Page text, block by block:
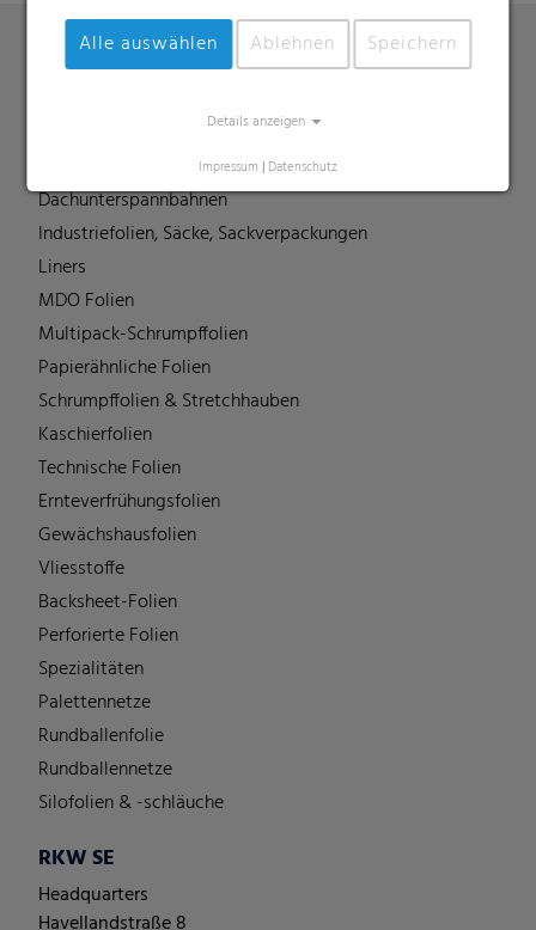
Alle auswählen Ablehnen Speichern
Details anzeigen
Impressum | Datenschutz
Dachunterspannbahnen
Industriefolien, Säcke, Sackverpackungen
Liners
MDO Folien
Multipack-Schrumpffolien
Papierähnliche Folien
Schrumpffolien & Stretchhauben
Kaschierfolien
Technische Folien
Ernteverfrühungsfolien
Gewächshausfolien
Vliesstoffe
Backsheet-Folien
Perforierte Folien
Spezialitäten
Palettennetze
Rundballenfolie
Rundballennetze
Silofolien & -schläuche
RKW SE
Headquarters